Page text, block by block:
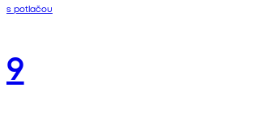
s potlačou
9